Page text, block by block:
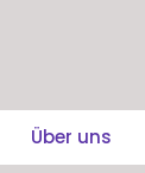
Über uns